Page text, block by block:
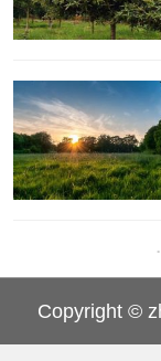
Copyright ©